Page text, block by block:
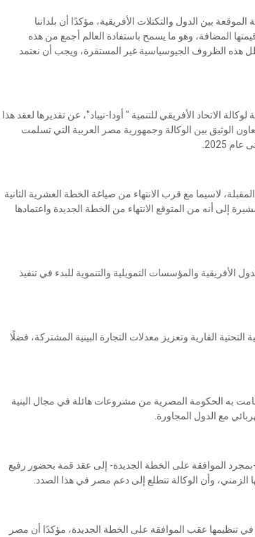
بين الدول والتكتلات الأفريقية، مؤكدًا أن بلداننا
المضافة، وهو ما يسمح باستفادة العالم أجمع من هذه
هذه الظروف الجيوسياسية غير المستقرة، ويجب أن نعتمد
الاتحاد الأفريقي للتنمية " أودا-نيباد"، عن تقديرها لعقد هذا
الوثيق بين الوكالة وجمهورية مصر العربية التي تسلمت
لاسيما مع قرب الانتهاء من صياغة الخطة العشرية الثانية
– 2034) التي تأتي ضمن رؤية الاتحاد الأفريقي التنموية -2063، مشيرة إلى أنه من المتوقع الانتهاء من الخطة الجديدة واعتمادها
الأفريقية والمؤسسات التمويلية والتنموية للبدء في تنفيذ
القارية وتعزيز معدلات التجارة البينية المشتركة، فضلًا
به الحكومة المصرية من مشروعات هائلة في مجال البنية
مع الدول المجاورة.
الموافقة على الخطة الجديدة- إلى عقد قمة بحضور رفيع
وأن الوكالة تتطلع إلى دعم مصر في هذا الصدد.
في تنظيمها عقب الموافقة على الخطة الجديدة، مؤكدًا أن مصر